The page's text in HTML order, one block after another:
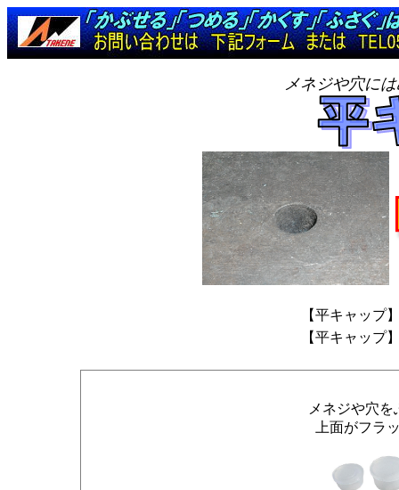
メネジや穴に
【平キャップ
【平キャップ
メネジや穴
上面がフラ